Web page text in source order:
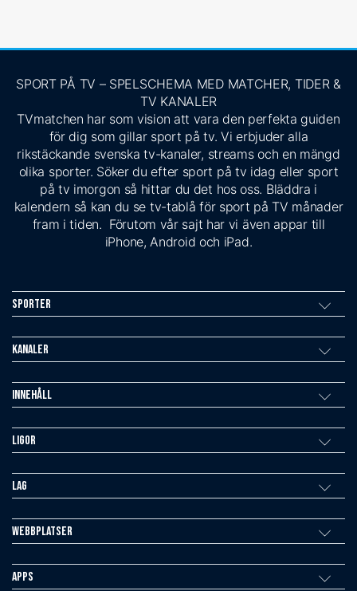
SPORT PÅ TV – SPELSCHEMA MED MATCHER, TIDER &
TV KANALER
TVmatchen har som vision att vara den perfekta guiden
för dig som gillar sport på tv. Vi erbjuder alla
rikstäckande svenska tv-kanaler, streams och en mängd
olika sporter. Söker du efter sport på tv idag eller sport
på tv imorgon så hittar du det hos oss. Bläddra i
kalendern så kan du se tv-tablå för sport på TV månader
fram i tiden. Förutom vår sajt har vi även appar till
iPhone, Android och iPad.
Sporter
Kanaler
Innehåll
Ligor
Lag
Webbplatser
Apps